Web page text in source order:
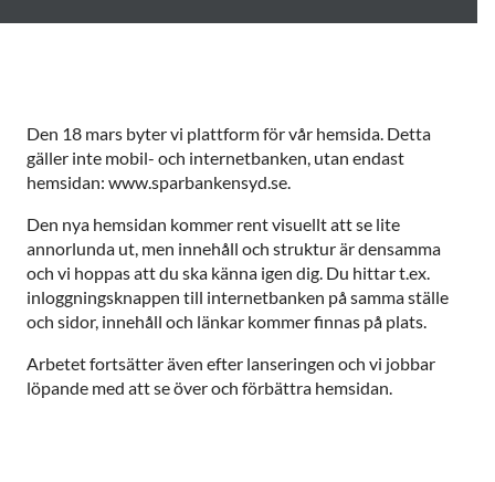
Den 18 mars byter vi plattform för vår hemsida. Detta
gäller inte mobil- och internetbanken, utan endast
hemsidan: www.sparbankensyd.se.
Den nya hemsidan kommer rent visuellt att se lite
annorlunda ut, men innehåll och struktur är densamma
och vi hoppas att du ska känna igen dig. Du hittar t.ex.
inloggningsknappen till internetbanken på samma ställe
och sidor, innehåll och länkar kommer finnas på plats.
Arbetet fortsätter även efter lanseringen och vi jobbar
löpande med att se över och förbättra hemsidan.